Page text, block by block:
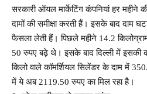
सरकारी ऑयल मार्केटिंग कंपनियां हर महीने
दामों की समीक्षा करती हैं। इसके बाद दाम
फैसला लेती हैं। पिछले महीने 14.2
50 रुपए बढ़े थे। इसके बाद दिल्ली में इसकी
किलो वाले कॉमर्शियल सिलेंडर के दाम में
में ये अब 2119.50 रुपए का मिल रहा है।